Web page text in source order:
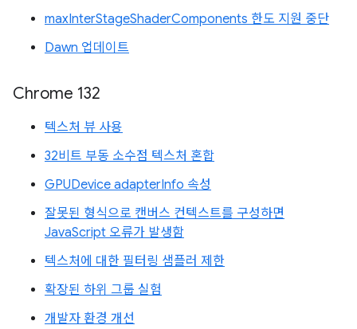
maxInterStageShaderComponents 한도 지원 중단
Dawn 업데이트
Chrome 132
텍스처 뷰 사용
32비트 부동 소수점 텍스처 혼합
GPUDevice adapterInfo 속성
잘못된 형식으로 캔버스 컨텍스트를 구성하면
JavaScript 오류가 발생함
텍스처에 대한 필터링 샘플러 제한
확장된 하위 그룹 실험
개발자 환경 개선